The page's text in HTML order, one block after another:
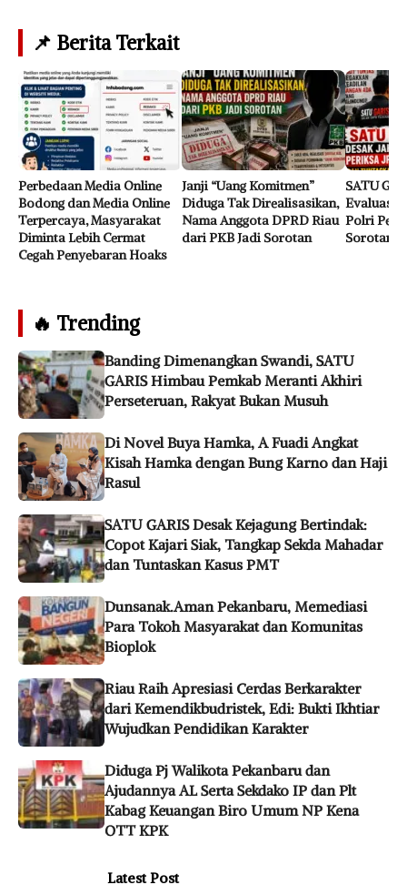
📌 Berita Terkait
Perbedaan Media Online
Bodong dan Media Online
Terpercaya, Masyarakat
Diminta Lebih Cermat
Cegah Penyebaran Hoaks
Janji “Uang Komitmen”
Diduga Tak Direalisasikan,
Nama Anggota DPRD Riau
dari PKB Jadi Sorotan
SATU
Evaluasi
Polri
Sorotan
🔥 Trending
Banding Dimenangkan Swandi, SATU
GARIS Himbau Pemkab Meranti Akhiri
Perseteruan, Rakyat Bukan Musuh
Di Novel Buya Hamka, A Fuadi Angkat
Kisah Hamka dengan Bung Karno dan Haji
Rasul
SATU GARIS Desak Kejagung Bertindak:
Copot Kajari Siak, Tangkap Sekda Mahadar
dan Tuntaskan Kasus PMT
Dunsanak.Aman Pekanbaru, Memediasi
Para Tokoh Masyarakat dan Komunitas
Bioplok
Riau Raih Apresiasi Cerdas Berkarakter
dari Kemendikbudristek, Edi: Bukti Ikhtiar
Wujudkan Pendidikan Karakter
Diduga Pj Walikota Pekanbaru dan
Ajudannya AL Serta Sekdako IP dan Plt
Kabag Keuangan Biro Umum NP Kena
OTT KPK
Latest Post